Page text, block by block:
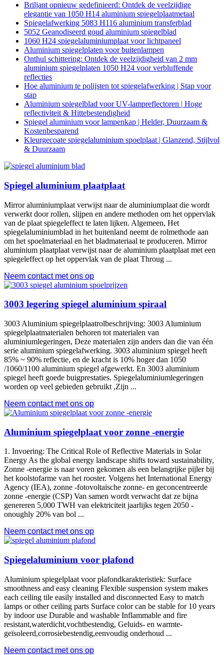
Briljant opnieuw gedefinieerd: Ontdek de veelzijdige
elegantie van 1050 H14 aluminium spiegelplaatmetaal
Spiegelafwerking 5083 H116 aluminium transferblad
5052 Geanodiseerd goud aluminium spiegelblad
1060 H24 spiegelaluminiumplaat voor lichtpaneel
Aluminium spiegelplaten voor buitenlampen
Onthul schittering: Ontdek de veelzijdigheid van 2 mm
aluminium spiegelplaten 1050 H24 voor verbluffende
reflecties
Hoe aluminium te polijsten tot spiegelafwerking | Stap voor
stap
Aluminium spiegelblad voor UV-lampreflectoren | Hoge
reflectiviteit & Hittebestendigheid
Spiegel aluminium voor lampenkap | Helder, Duurzaam &
Kostenbesparend
Kleurgecoate spiegelaluminium spoelplaat | Glanzend, Stijlvol
& Duurzaam
Spiegel aluminium plaatplaat
Mirror aluminiumplaat verwijst naar de aluminiumplaat die wordt
verwerkt door rollen, slijpen en andere methoden om het oppervlak
van de plaat spiegeleffect te laten lijken. Algemeen, Het
spiegelaluminiumblad in het buitenland neemt de rolmethode aan
om het spoelmateriaal en het bladmateriaal te produceren. Mirror
aluminium plaatplaat verwijst naar de aluminium plaatplaat met een
spiegeleffect op het oppervlak van de plaat Throug ...
Neem contact met ons op
3003 legering spiegel aluminium spiraal
3003 Aluminium spiegelplaatrolbeschrijving: 3003 Aluminium
spiegelplaatmaterialen behoren tot materialen van
aluminiumlegeringen, Deze materialen zijn anders dan die van één
serie aluminium spiegelafwerking. 3003 aluminium spiegel heeft
85% ~ 90% reflectie, en de kracht is 10% hoger dan 1050
/1060/1100 aluminium spiegel afgewerkt. En 3003 aluminium
spiegel heeft goede buigprestaties. Spiegelaluminiumlegeringen
worden op veel gebieden gebruikt ,Zijn ...
Neem contact met ons op
Aluminium spiegelplaat voor zonne -energie
1. Invoering: The Critical Role of Reflective Materials in Solar
Energy As the global energy landscape shifts toward sustainability,
Zonne -energie is naar voren gekomen als een belangrijke pijler bij
het koolstofarme van het rooster. Volgens het International Energy
Agency (IEA), zonne -fotovoltaïsche zonne- en geconcentreerde
zonne -energie (CSP) Van samen wordt verwacht dat ze bijna
genereren 5,000 TWH van elektriciteit jaarlijks tegen 2050 -
onoughly 20% van bol ...
Neem contact met ons op
Spiegelaluminium voor plafond
Aluminium spiegelplaat voor plafondkarakteristiek: Surface
smoothness and easy cleaning Flexible suspension system makes
each ceiling tile easily installed and disconnected Easy to match
lamps or other ceiling parts Surface color can be stable for10 years
by indoor use Durable and washable Inflammable and fire
resistant,waterdicht,vochtbestendig, Geluids- en warmte-
geïsoleerd,corrosiebestendig,eenvoudig onderhoud ...
Neem contact met ons op